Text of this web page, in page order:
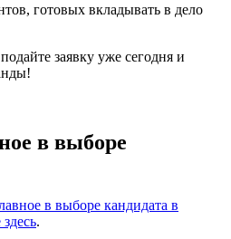
готовых вкладывать в дело
заявку уже сегодня и
в выборе
в выборе кандидата в
.